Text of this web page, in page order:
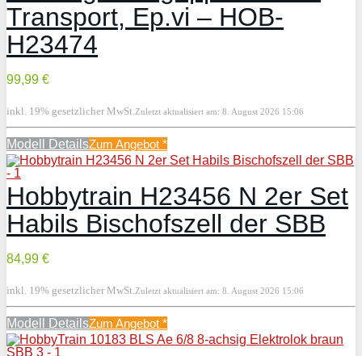
Transport, Ep.vi – HOB-
H23474
99,99 €
inkl. 19% gesetzlicher MwSt. Zuletzt aktualisiert am: 8. August 2026 15:06
Modell DetailsZum Angebot *
Hobbytrain H23456 N 2er Set
Habils Bischofszell der SBB
84,99 €
inkl. 19% gesetzlicher MwSt. Zuletzt aktualisiert am: 8. August 2026 15:06
Modell DetailsZum Angebot *